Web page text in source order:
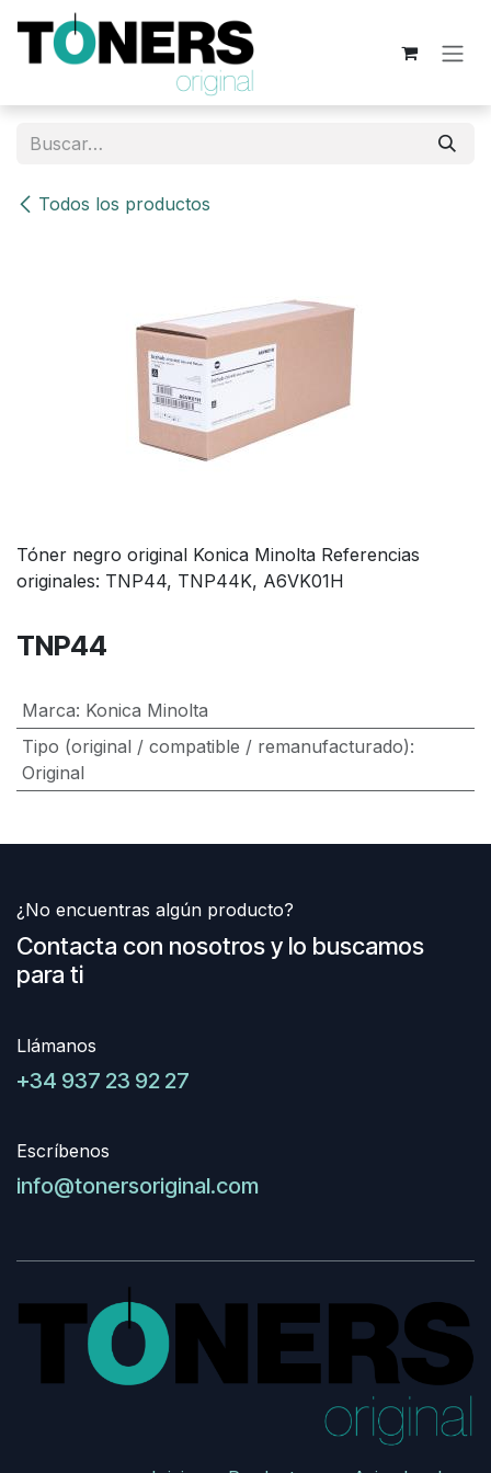
Ir al contenido
Todos los productos
Tóner negro original Konica Minolta Referencias
originales: TNP44, TNP44K, A6VK01H
TNP44
Marca: Konica Minolta
Tipo (original / compatible / remanufacturado):
Original
¿No encuentras algún producto?
Contacta con nosotros y lo buscamos
para ti
Llámanos
+34 937 23 92 27
Escríbenos
info@tonersoriginal.com